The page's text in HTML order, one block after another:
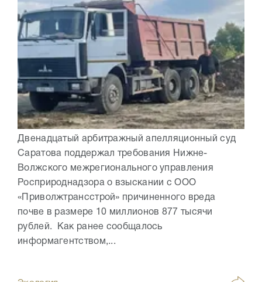
Двенадцатый арбитражный апелляционный суд
Саратова поддержал требования Нижне-
Волжского межрегионального управления
Росприроднадзора о взыскании с ООО
«Приволжтрансстрой» причиненного вреда
почве в размере 10 миллионов 877 тысячи
рублей. Как ранее сообщалось
информагентством,...